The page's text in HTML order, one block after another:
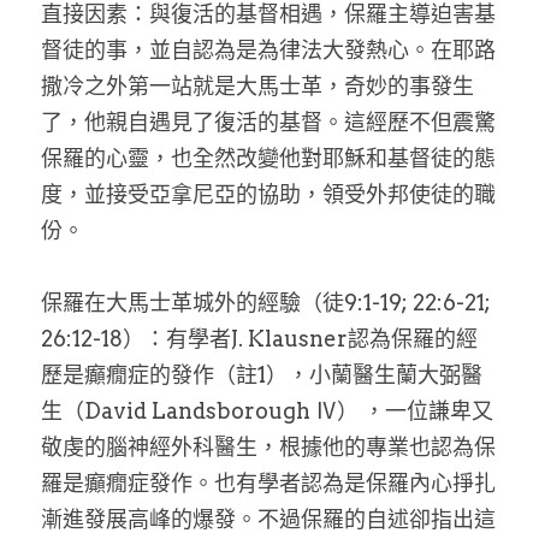
直接因素：與復活的基督相遇，保羅主導迫害基
督徒的事，並自認為是為律法大發熱心。在耶路
撒冷之外第一站就是大馬士革，奇妙的事發生
了，他親自遇見了復活的基督。這經歷不但震驚
保羅的心靈，也全然改變他對耶穌和基督徒的態
度，並接受亞拿尼亞的協助，領受外邦使徒的職
份。
保羅在大馬士革城外的經驗（徒9:1-19; 22:6-21;
26:12-18）：有學者J. Klausner認為保羅的經
歷是癲癇症的發作（註1），小蘭醫生蘭大弼醫
生（David Landsborough Ⅳ） ，一位謙卑又
敬虔的腦神經外科醫生，根據他的專業也認為保
羅是癲癇症發作。也有學者認為是保羅內心掙扎
漸進發展高峰的爆發。不過保羅的自述卻指出這